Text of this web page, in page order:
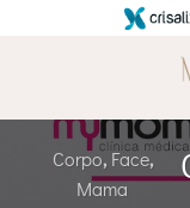
Corpo, Face,
Mama